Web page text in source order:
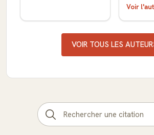
Voir
VOIR TOUS LES